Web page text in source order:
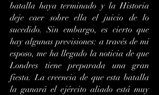
batalla haya terminado y la Historia
deje caer sobre ella el juicio de lo
sucedido. Sin embargo, es cierto que
hay algunas previsiones: a través de mi
esposo, me ha llegado la noticia de que
Londres tiene preparada una gran
fiesta. La creencia de que esta batalla
la ganará el ejército aliado está muy